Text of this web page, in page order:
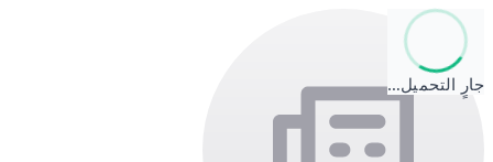
جارٍ التحميل…